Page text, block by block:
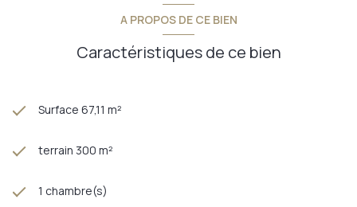
A PROPOS DE CE BIEN
Caractéristiques de ce bien
Surface 67,11 m²
terrain 300 m²
1 chambre(s)